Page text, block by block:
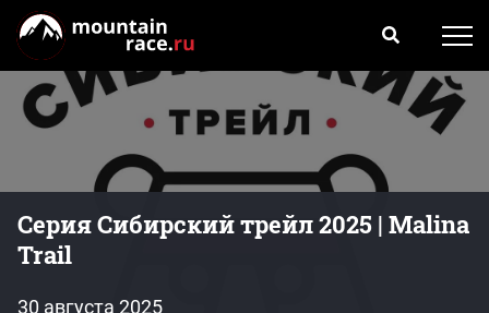
Серия Сибирский трейл 2025 | Malina
Trail
30 августа 2025